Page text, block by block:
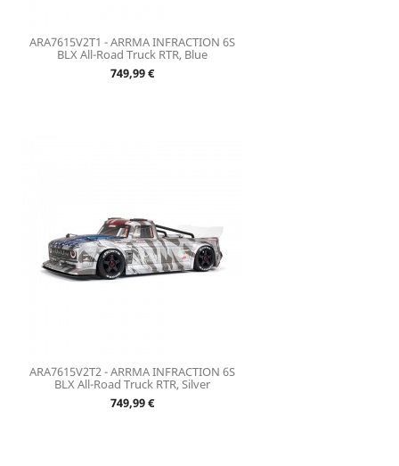
ARA7615V2T1 - ARRMA INFRACTION 6S
BLX All-Road Truck RTR, Blue
Prix
749,99 €
ARA7615V2T2 - ARRMA INFRACTION 6S
BLX All-Road Truck RTR, Silver
Prix
749,99 €